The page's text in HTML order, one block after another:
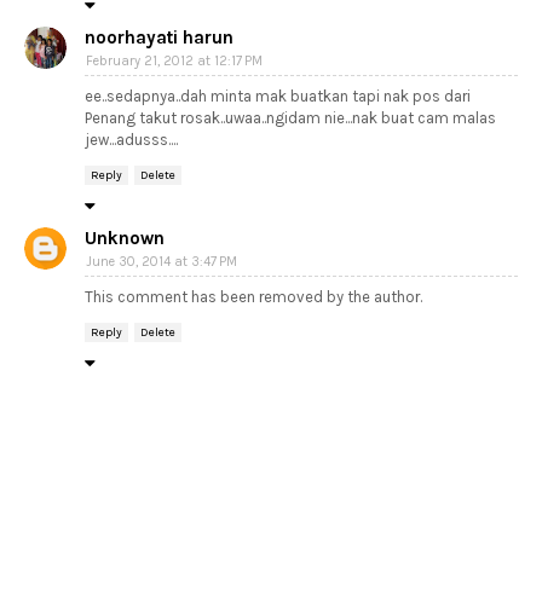
noorhayati harun
February 21, 2012 at 12:17 PM
ee..sedapnya..dah minta mak buatkan tapi nak pos dari
Penang takut rosak..uwaa..ngidam nie...nak buat cam malas
jew...adusss....
Reply Delete
Unknown
June 30, 2014 at 3:47 PM
This comment has been removed by the author.
Reply Delete